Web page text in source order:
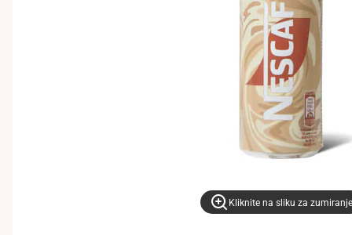
Kliknite na sliku za zumiranje